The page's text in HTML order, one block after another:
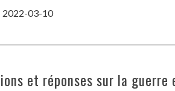
2022-03-10
et réponses sur la guerre